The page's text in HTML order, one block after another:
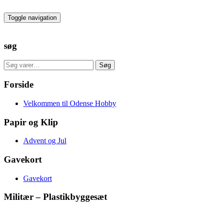
to
the
Toggle navigation
søg
Søg
efter:
Søg
Forside
Velkommen til Odense Hobby
Papir og Klip
Advent og Jul
Gavekort
Gavekort
Militær – Plastikbyggesæt